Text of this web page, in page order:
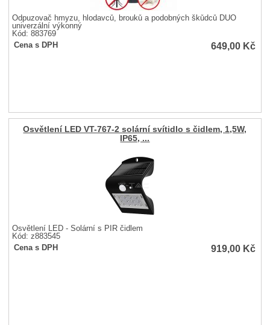
Odpuzovač hmyzu, hlodavců, brouků a podobných škůdců DUO
univerzální výkonný
Kód: 883769
Cena s DPH
649,00 Kč
Osvětlení LED VT-767-2 solární svítidlo s čidlem, 1,5W,
IP65, ...
Osvětlení LED - Solární s PIR čidlem
Kód: z883545
Cena s DPH
919,00 Kč